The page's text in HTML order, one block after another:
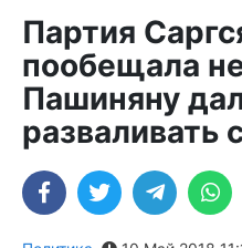
Партия
пообещала
Пашиняну
разваливать